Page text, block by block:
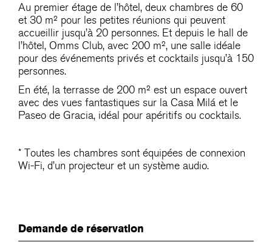
Au premier étage de l’hôtel, deux chambres de 60
et 30 m² pour les petites réunions qui peuvent
accueillir jusqu’à 20 personnes. Et depuis le hall de
l’hôtel, Omms Club, avec 200 m², une salle idéale
pour des événements privés et cocktails jusqu’à 150
personnes.
En été, la terrasse de 200 m² est un espace ouvert
avec des vues fantastiques sur la Casa Milá et le
Paseo de Gracia, idéal pour apéritifs ou cocktails.
* Toutes les chambres sont équipées de connexion
Wi-Fi, d’un projecteur et un système audio.
Demande de réservation